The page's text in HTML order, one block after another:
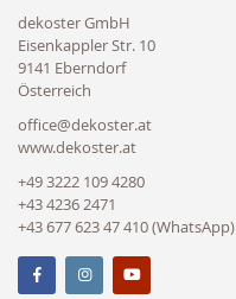
dekoster GmbH
Eisenkappler Str. 10
9141 Eberndorf
Österreich
office@dekoster.at
www.dekoster.at
+49 3222 109 4280
+43 4236 2471
+43 677 623 47 410 (WhatsApp)